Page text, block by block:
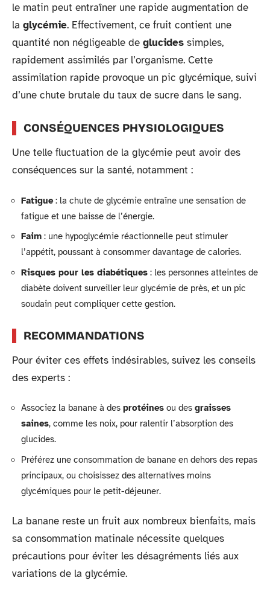
le matin peut entraîner une rapide augmentation de
la glycémie. Effectivement, ce fruit contient une
quantité non négligeable de glucides simples,
rapidement assimilés par l’organisme. Cette
assimilation rapide provoque un pic glycémique, suivi
d’une chute brutale du taux de sucre dans le sang.
CONSÉQUENCES PHYSIOLOGIQUES
Une telle fluctuation de la glycémie peut avoir des
conséquences sur la santé, notamment :
Fatigue: la chute de glycémie entraîne une sensation de
fatigue et une baisse de l’énergie.
Faim : une hypoglycémie réactionnelle peut stimuler
l’appétit, poussant à consommer davantage de calories.
Risques pour les diabétiques : les personnes atteintes de
diabète doivent surveiller leur glycémie de près, et un pic
soudain peut compliquer cette gestion.
RECOMMANDATIONS
Pour éviter ces effets indésirables, suivez les conseils
des experts :
Associez la banane à des protéines ou des graisses
saines, comme les noix, pour ralentir l’absorption des
glucides.
Préférez une consommation de banane en dehors des repas
principaux, ou choisissez des alternatives moins
glycémiques pour le petit-déjeuner.
La banane reste un fruit aux nombreux bienfaits, mais
sa consommation matinale nécessite quelques
précautions pour éviter les désagréments liés aux
variations de la glycémie.